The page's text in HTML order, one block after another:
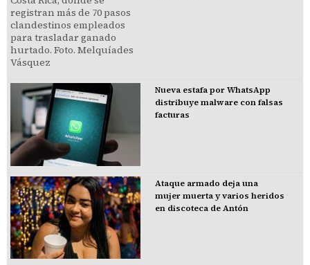
Nueva estafa por WhatsApp
distribuye malware con falsas
facturas
Ataque armado deja una
mujer muerta y varios heridos
en discoteca de Antón